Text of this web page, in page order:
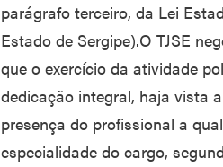
parágrafo terceiro, da Lei
Estado de Sergipe).O TJSE
que o exercício da atividade
dedicação integral, haja vista
presença do profissional a
especialidade do cargo,